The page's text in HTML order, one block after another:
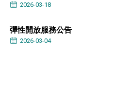
賴總統就職演說影片
2026-03-18
彈性開放服務公告
2026-03-04